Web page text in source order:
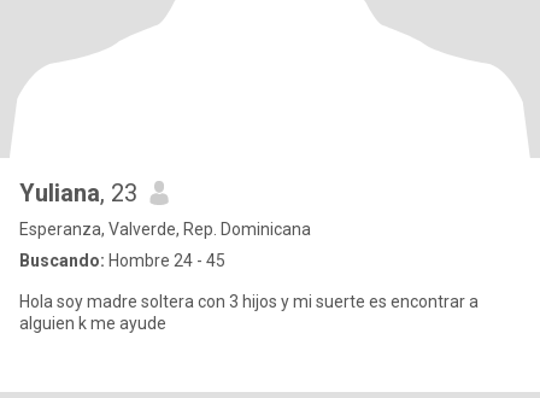
Yuliana, 23
Esperanza, Valverde, Rep. Dominicana
Buscando: Hombre 24 - 45
Hola soy madre soltera con 3 hijos y mi suerte es encontrar a
alguien k me ayude